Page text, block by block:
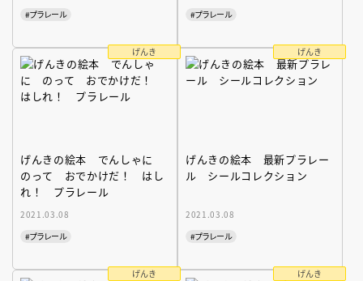
#プラレール
#プラレール
げんき
げんきの絵本 でんしゃに
のって おでかけだ！ はし
れ！ プラレール
2021.03.08
#プラレール
げんき
げんきの絵本 最新プラレー
ル シールコレクション
2021.03.08
#プラレール
げんき げんき